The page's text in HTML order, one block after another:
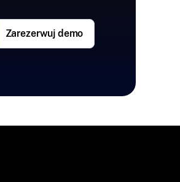
Zarezerwuj demo